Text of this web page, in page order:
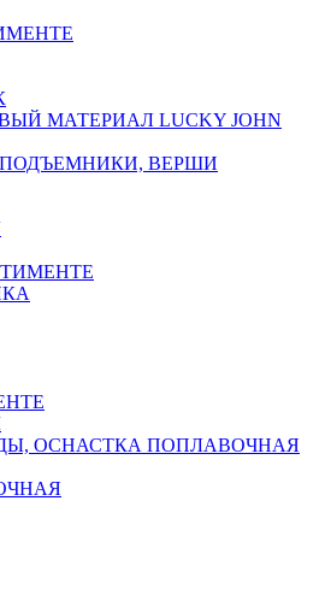
МАТЕРИАЛ LUCKY JOHN
ВЕРШИ
ОСНАСТКА ПОПЛАВОЧНАЯ